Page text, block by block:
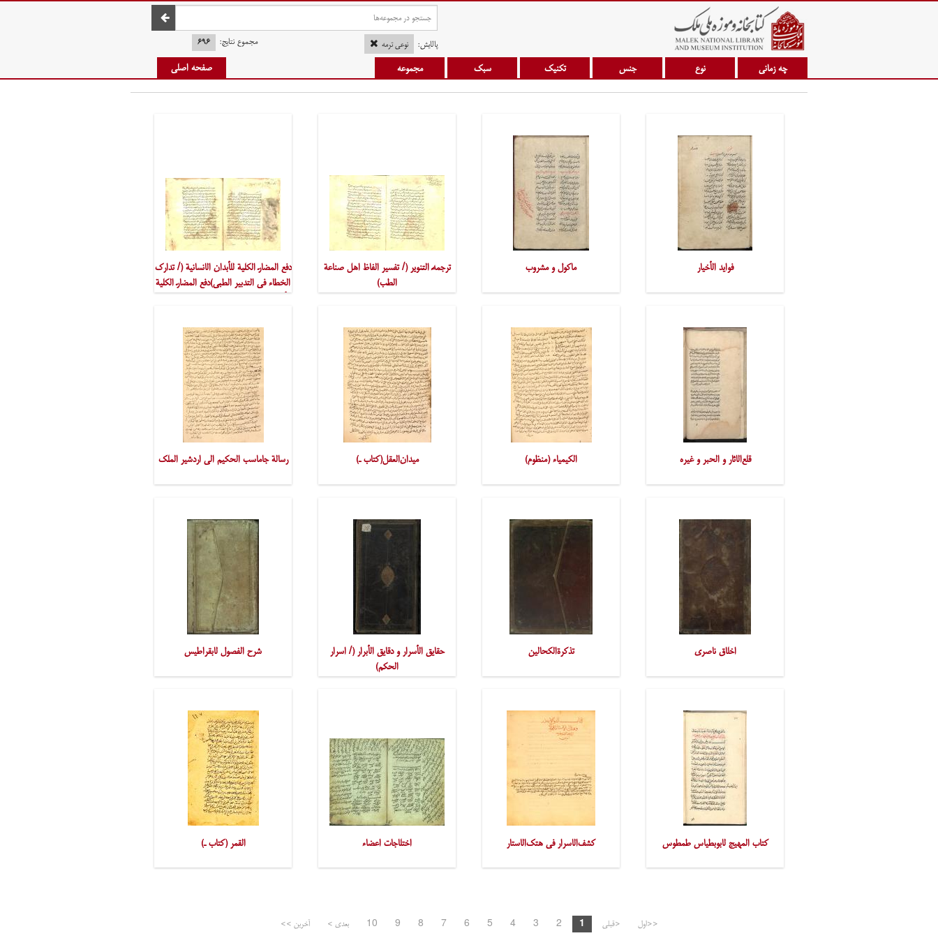
صفحه اصلی
پالایش: نوعی ترمه مجموع نتایج: ۶۹۶
چه زمانی نوع جنس تکنیک سبک مجموعه صفحه اصلی
فواید الأخیار ماکول و مشروب
ترجمهٔ التّنویر (/ تفسیر الفاظ اهل صناعة
الطّب)
دفع المضارّ الکلّیة للأبدان الانسانیة (/ تدارک
الخطاء فی التّدبیر الطبّی)دفع المضارّ الکلّیة
للأبدان الانسانیة ( تدارک الخطاء فی التّدبیر
قلع‌الاثار و الحبر و غیره الکیمیاء (منظوم) میدان‌العقل(کتاب ـ) رسالة جاماسب الحکیم الی اردشیر المَلِک
اخلاق ناصری تذکرةالکحالین
حقایق الأسرار و دقایق الأبرار (/ اسرار
الحِکَم)
شرح الفصول لابقراطیس
کتاب المهیج لابوبطیاس طمطوس کشف‌الاسرار فی هتک‌الاستار اختلاجات اعضاء القمر (کتاب ـ)
<<اول <قبلی 1
2
3
4
5
6
7
8
9
10 بعدی > آخرین >>